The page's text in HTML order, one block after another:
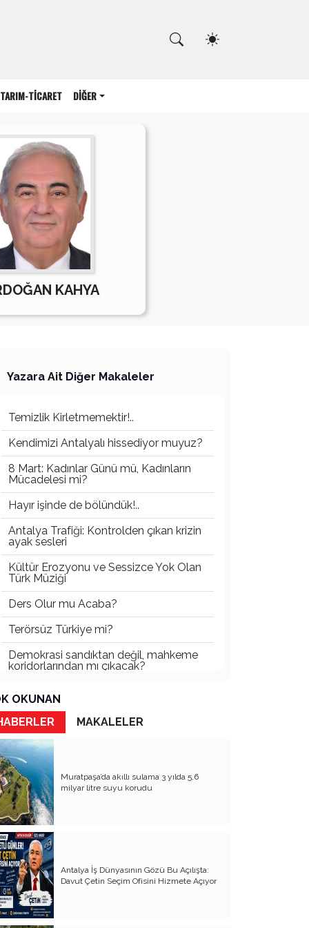
TARIM-TİCARET DİĞER
KAHYA
Yazara Ait Diğer Makaleler
Temizlik Kirletmemektir!..
Kendimizi Antalyalı hissediyor muyuz?
8 Mart: Kadınlar Günü mü, Kadınların
Mücadelesi mi?
Hayır işinde de bölündük!..
Antalya Trafiği: Kontrolden çıkan krizin
ayak sesleri
Kültür Erozyonu ve Sessizce Yok Olan
Türk Müziği
Ders Olur mu Acaba?
Terörsüz Türkiye mi?
Demokrasi sandıktan değil, mahkeme
koridorlarından mı çıkacak?
Gazetecinin kaderi!..
Turizmde Herşey Dahil Sistemi
tartışılmalı
MB Başkanı ve Şimşek’e
Padişahın Vergi Deneyi!..
Erdoğan ve Özel’e açık mektup!..
Bahçeli siyasetin zirvesine oturdu!..
Artık yeter!.. Başka Antalya yok!..
Milli Eğitim cemaatlere mi teslim
ediliyor?
Liyakatın Gözyaşları!..
OKUNAN
MAKALELER
Muratpaşa’da akıllı sulama 3 yılda 5,6
milyar litre suyu korudu
Antalya İş Dünyasının Gözü Bu Açılışta:
Davut Çetin Seçim Ofisini Hizmete Açıyor